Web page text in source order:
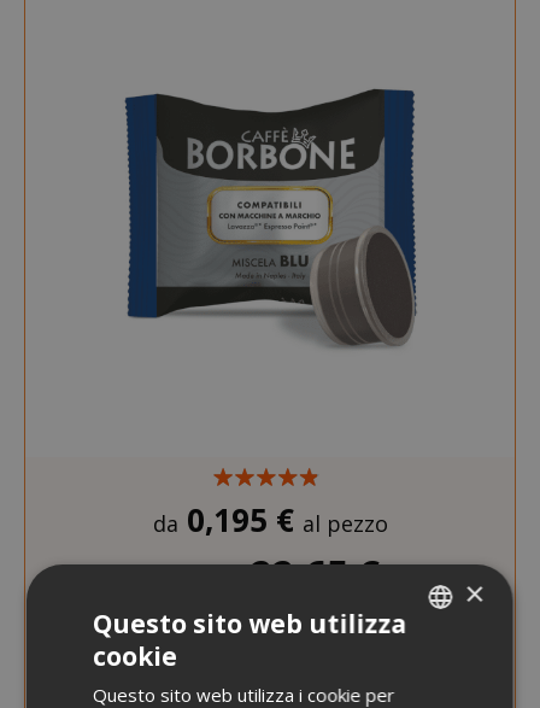
da 0,195 € al pezzo
22,65 €
Guadagna 220 Saida Points
SCEGLI LA QUANTITÀ
×
Questo sito web utilizza
cookie
Questo sito web utilizza i cookie per